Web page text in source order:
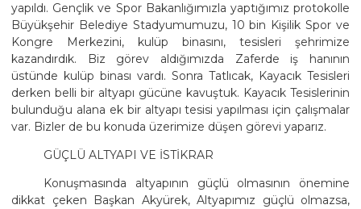
yapıldı. Gençlik ve Spor Bakanlığımızla yaptığımız protokolle
Büyükşehir Belediye Stadyumumuzu, 10 bin Kişilik Spor ve
Kongre Merkezini, kulüp binasını, tesisleri şehrimize
kazandırdık. Biz görev aldığımızda Zaferde iş hanının
üstünde kulüp binası vardı. Sonra Tatlıcak, Kayacık Tesisleri
derken belli bir altyapı gücüne kavuştuk. Kayacık Tesislerinin
bulunduğu alana ek bir altyapı tesisi yapılması için çalışmalar
var. Bizler de bu konuda üzerimize düşen görevi yaparız.
GÜÇLÜ ALTYAPI VE İSTİKRAR
Konuşmasında altyapının güçlü olmasının önemine
dikkat çeken Başkan Akyürek, Altyapımız güçlü olmazsa,